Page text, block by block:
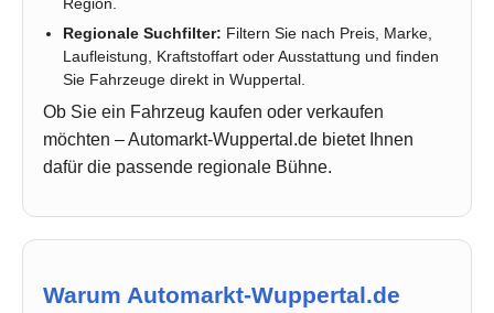
Region.
Regionale Suchfilter: Filtern Sie nach Preis, Marke,
Laufleistung, Kraftstoffart oder Ausstattung und finden
Sie Fahrzeuge direkt in Wuppertal.
Ob Sie ein Fahrzeug kaufen oder verkaufen
möchten – Automarkt-Wuppertal.de bietet Ihnen
dafür die passende regionale Bühne.
Warum Automarkt-Wuppertal.de